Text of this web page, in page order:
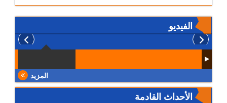
الفيديو
المزيد
الأحداث القادمة